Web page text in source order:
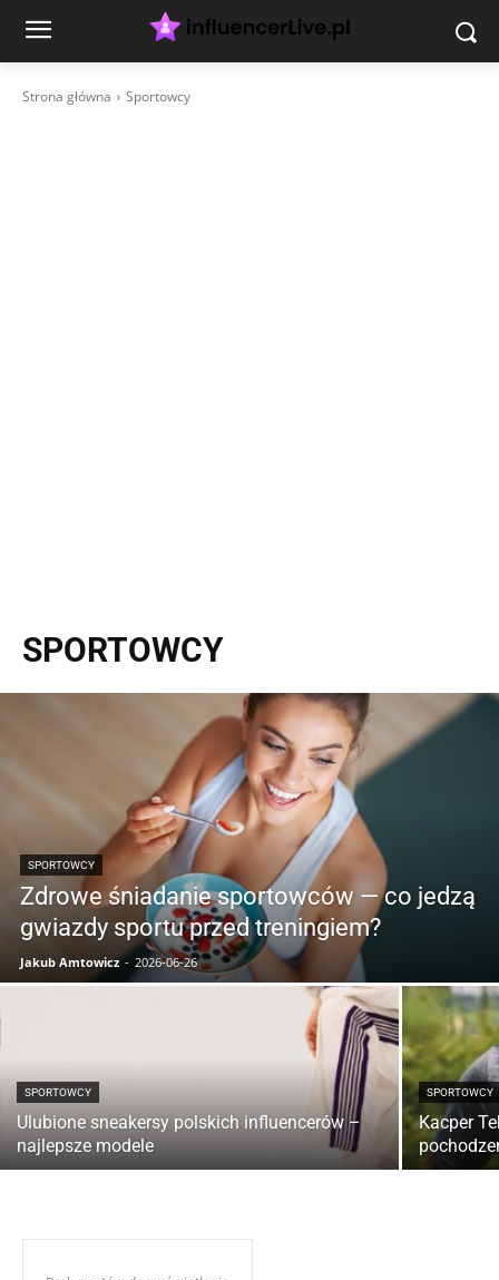
Strona główna Sportowcy
SPORTOWCY
SPORTOWCY
Zdrowe śniadanie sportowców — co jedzą
gwiazdy sportu przed treningiem?
Jakub Amtowicz - 2026-06-26
SPORTOWCY
Ulubione sneakersy polskich influencerów –
najlepsze modele
SPORTOWCY
Kacper